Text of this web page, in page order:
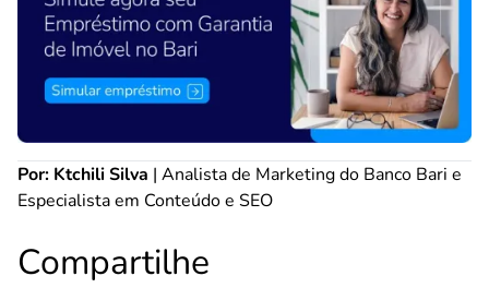
Por: Ktchili Silva | Analista de Marketing do Banco Bari e
Especialista em Conteúdo e SEO
Compartilhe